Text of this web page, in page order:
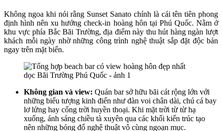
Không ngoa khi nói rằng Sunset Sanato chính là cái tên tiên phong
định hình nên xu hướng check-in hoàng hôn tại Phú Quốc. Nằm ở
khu vực phía Bắc Bãi Trường, địa điểm này thu hút hàng ngàn lượt
khách mỗi ngày nhờ những công trình nghệ thuật sắp đặt độc bản
ngay trên mặt biển.
Không gian và view: Quán bar sở hữu bãi cát rộng lớn với
những biểu tượng kinh điển như đàn voi chân dài, chú cá bay
lơ lửng hay cổng trời huyền thoại. Khi mặt trời từ từ hạ
xuống, ánh sáng chiều tà xuyên qua các khối kiến trúc tạo
nên những bóng đổ nghệ thuật vô cùng ngoạn mục.